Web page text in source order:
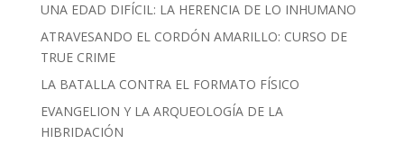
UNA EDAD DIFÍCIL: LA HERENCIA DE LO INHUMANO
ATRAVESANDO EL CORDÓN AMARILLO: CURSO DE
TRUE CRIME
LA BATALLA CONTRA EL FORMATO FÍSICO
EVANGELION Y LA ARQUEOLOGÍA DE LA
HIBRIDACIÓN